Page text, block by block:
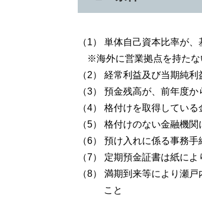
（1） 単体自己資本比率が
※海外に営業拠点を持たな
（2） 経常利益及び当期純
（3） 預金残高が、前年度
（4） 格付けを取得してい
（5） 格付けのない金融機
（6） 預け入れに係る事務
（7） 定期預金証書は紙に
（8） 満期到来等により瀬
こと